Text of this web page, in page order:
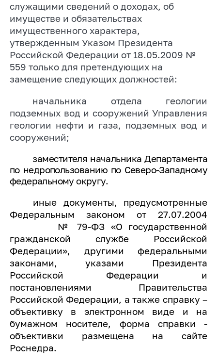
служащими сведений о доходах, об
имуществе и обязательствах
имущественного характера,
утвержденным Указом Президента
Российской Федерации от 18.05.2009 №
559 только для претендующих на
замещение следующих должностей:
начальника отдела геологии
подземных вод и сооружений Управления
геологии нефти и газа, подземных вод и
сооружений;
заместителя начальника Департамента
по недропользованию по Северо-Западному
федеральному округу.
иные документы, предусмотренные
Федеральным законом от 27.07.2004
№ 79-ФЗ «О государственной
гражданской службе Российской
Федерации», другими федеральными
законами, указами Президента
Российской Федерации и
постановлениями Правительства
Российской Федерации, а также справку –
объективку в электронном виде и на
бумажном носителе, форма справки -
объективки размещена на сайте
Роснедра.